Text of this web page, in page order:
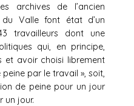
archives de l’ancien
du Valle font état d’un
travailleurs dont une
qui, en principe,
et avoir choisi librement
par le travail », soit,
de peine pour un jour
un jour.